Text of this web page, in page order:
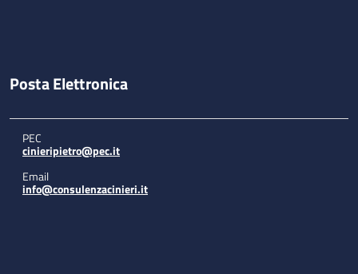
Posta Elettronica
PEC
cinieripietro@pec.it
Email
info@consulenzacinieri.it